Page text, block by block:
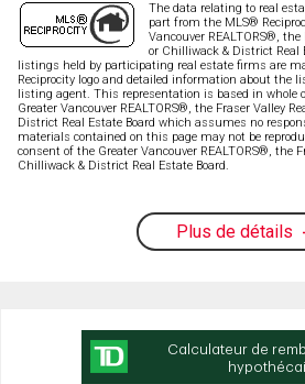
The data relating to real
part from the MLS®
Vancouver REALTORS®,
or Chilliwack & District Real
listings held by participating real estate firms are
Reciprocity logo and detailed information about the
listing agent. This representation is based in whole
Greater Vancouver REALTORS®, the Fraser Valley
District Real Estate Board which assumes no
materials contained on this page may not be
consent of the Greater Vancouver REALTORS®, the
Chilliwack & District Real Estate Board.
Plus de détails